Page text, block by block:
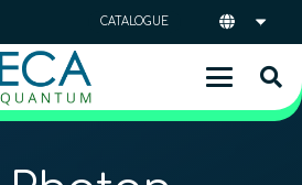
CATALOGUE